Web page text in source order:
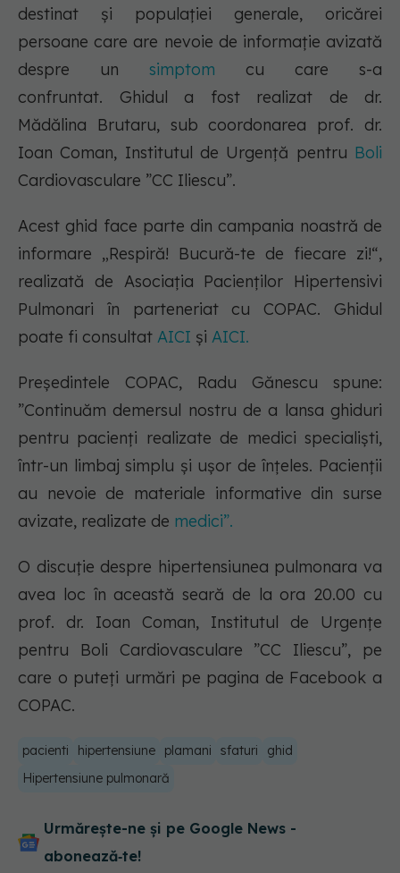
destinat și populației generale, oricărei
persoane care are nevoie de informație avizată
despre un simptom cu care s-a
confruntat. Ghidul a fost realizat de dr.
Mădălina Brutaru, sub coordonarea prof. dr.
Ioan Coman, Institutul de Urgență pentru Boli
Cardiovasculare ”CC Iliescu”.
Acest ghid face parte din campania noastră de
informare „Respiră! Bucură-te de fiecare zi!“,
realizată de Asociația Pacienților Hipertensivi
Pulmonari în parteneriat cu COPAC. Ghidul
poate fi consultat AICI și AICI.
Președintele COPAC, Radu Gănescu spune:
”Continuăm demersul nostru de a lansa ghiduri
pentru pacienți realizate de medici specialiști,
într-un limbaj simplu și ușor de înțeles. Pacienții
au nevoie de materiale informative din surse
avizate, realizate de medici”.
O discuție despre hipertensiunea pulmonara va
avea loc în această seară de la ora 20.00 cu
prof. dr. Ioan Coman, Institutul de Urgențe
pentru Boli Cardiovasculare ”CC Iliescu”, pe
care o puteți urmări pe pagina de Facebook a
COPAC.
pacienti hipertensiune plamani sfaturi
ghid
Hipertensiune pulmonară
Urmărește-ne și pe Google News -
abonează‑te!